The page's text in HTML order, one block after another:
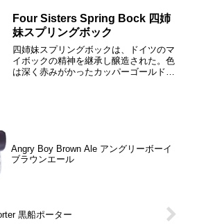
渇きを最高に癒してくれる。The Label
Speaks...
Four Sisters Spring Bock 四姉
妹スプリングボック
四姉妹スプリングボックは、ドイツのマ
イボックの精神を継承し醸造された。色
は深く赤みがかったカッパーゴールド
Angry Boy Brown Ale アングリーボーイ
ブラウンエール
黒船ポーター